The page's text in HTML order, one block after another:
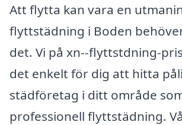
Att flytta kan vara en
flyttstädning i Boden
det. Vi på xn--flyttstdning-
det enkelt för dig att hitta
städföretag i ditt område
professionell flyttstädning.